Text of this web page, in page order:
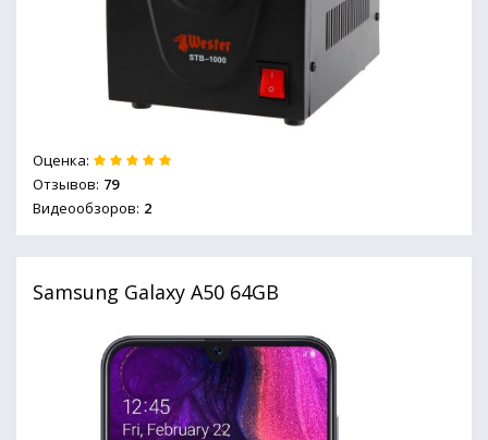
Оценка:
Отзывов: 79
Видеообзоров: 2
Samsung Galaxy A50 64GB